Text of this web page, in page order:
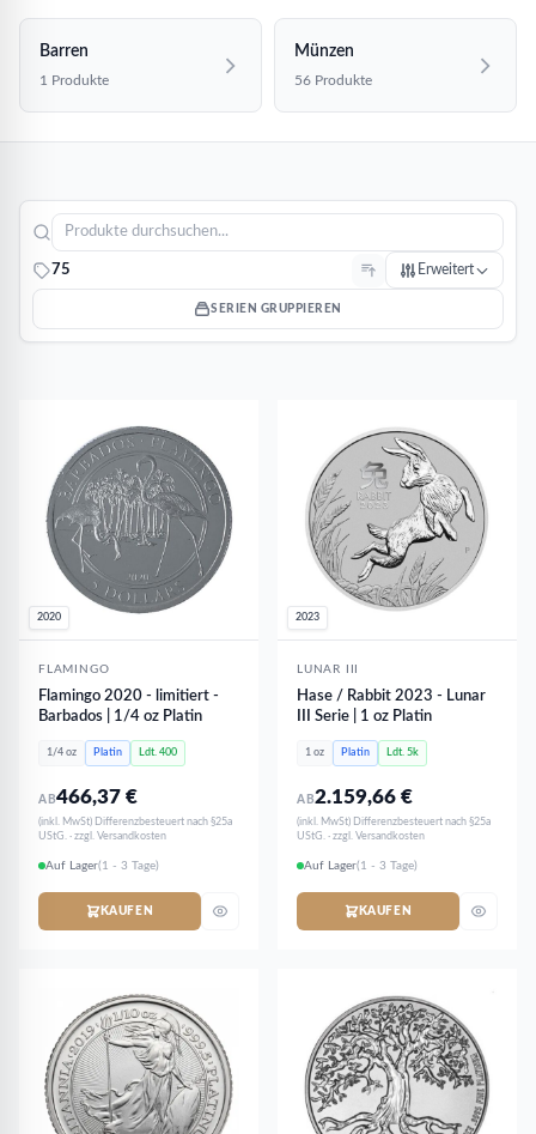
Barren
1 Produkte
Münzen
56 Produkte
75 Erweitert
SERIEN GRUPPIEREN
2020
FLAMINGO
Flamingo 2020 - limitiert -
Barbados | 1/4 oz Platin
1/4 oz Platin Ldt. 400
AB466,37€
(inkl. MwSt) Differenzbesteuert nach §25a
UStG. · zzgl. Versandkosten
Auf Lager(1 - 3 Tage)
KAUFEN
2023
LUNAR III
Hase / Rabbit 2023 - Lunar
III Serie | 1 oz Platin
1 oz Platin Ldt. 5k
AB2.159,66€
(inkl. MwSt) Differenzbesteuert nach §25a
UStG. · zzgl. Versandkosten
Auf Lager(1 - 3 Tage)
KAUFEN